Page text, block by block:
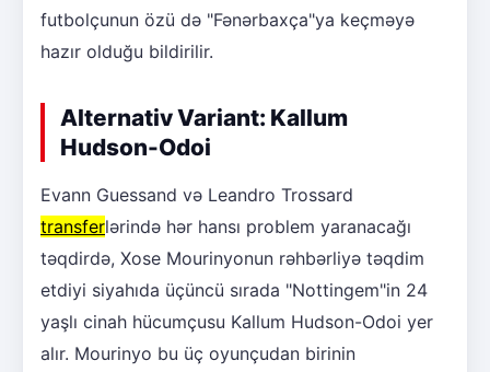
futbolçunun özü də "Fənərbaxça"ya keçməyə
hazır olduğu bildirilir.
Alternativ Variant: Kallum
Hudson-Odoi
Evann Guessand və Leandro Trossard
transferlərində hər hansı problem yaranacağı
təqdirdə, Xose Mourinyonun rəhbərliyə təqdim
etdiyi siyahıda üçüncü sırada "Nottingem"in 24
yaşlı cinah hücumçusu Kallum Hudson-Odoi yer
alır. Mourinyo bu üç oyunçudan birinin